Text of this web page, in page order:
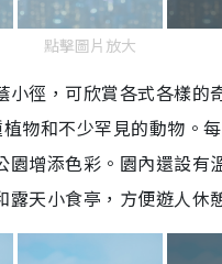
點擊圖片放大
小徑，可欣賞各式各樣的
物和不少罕見的動物。
園增添色彩。園內還設有
露天小食亭，方便遊人休